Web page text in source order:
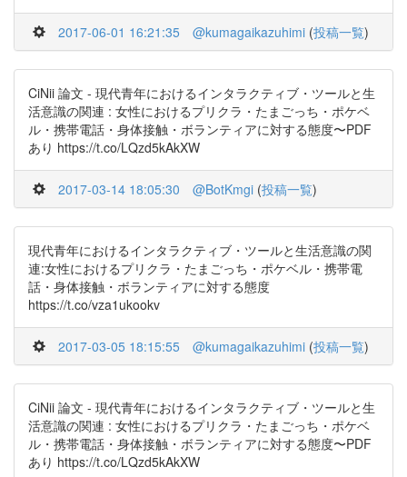
2017-06-01 16:21:35 @kumagaikazuhimi (投稿一覧)
CiNii 論文 - 現代青年におけるインタラクティブ・ツールと生
活意識の関連 : 女性におけるプリクラ・たまごっち・ポケベ
ル・携帯電話・身体接触・ボランティアに対する態度〜PDF
あり https://t.co/LQzd5kAkXW
2017-03-14 18:05:30 @BotKmgi (投稿一覧)
現代青年におけるインタラクティブ・ツールと生活意識の関
連:女性におけるプリクラ・たまごっち・ポケベル・携帯電
話・身体接触・ボランティアに対する態度
https://t.co/vza1ukookv
2017-03-05 18:15:55 @kumagaikazuhimi (投稿一覧)
CiNii 論文 - 現代青年におけるインタラクティブ・ツールと生
活意識の関連 : 女性におけるプリクラ・たまごっち・ポケベ
ル・携帯電話・身体接触・ボランティアに対する態度〜PDF
あり https://t.co/LQzd5kAkXW